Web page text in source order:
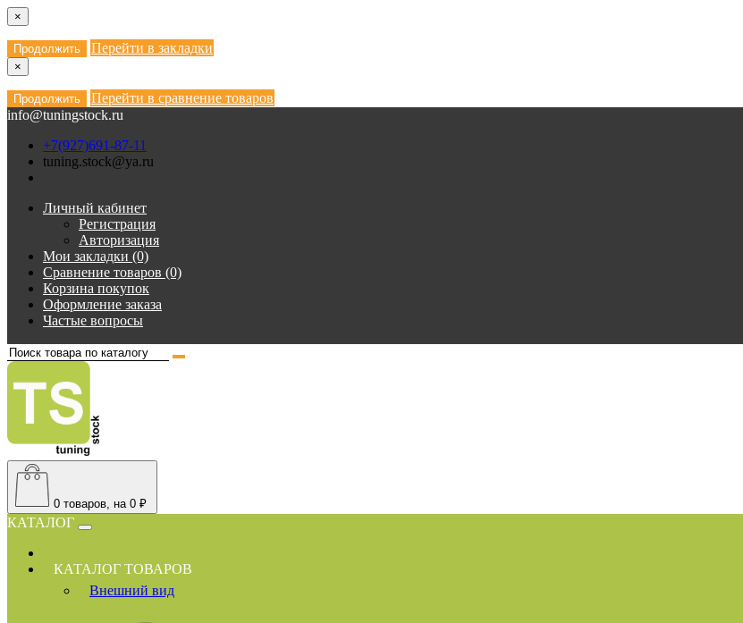
×
Продолжить Перейти в закладки
×
Продолжить
Перейти в сравнение товаров
info@tuningstock.ru
+7(927)691-87-11
tuning.stock@ya.ru
Личный кабинет
Регистрация
Авторизация
Мои закладки (0)
Сравнение товаров (0)
Корзина покупок
Оформление заказа
Частые вопросы
0 товаров, на 0 ₽
КАТАЛОГ
КАТАЛОГ ТОВАРОВ
Внешний вид